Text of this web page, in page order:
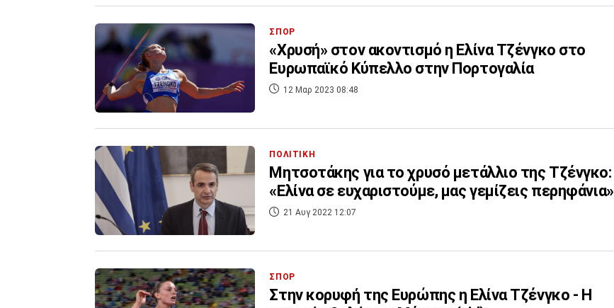
ΣΠΟΡ
«Χρυσή» στον ακοντισμό η Ελίνα Τζένγκο στο
Ευρωπαϊκό Κύπελλο στην Πορτογαλία
12 Μαρ 2023 08:48
ΠΟΛΙΤΙΚΗ
Μητσοτάκης για το χρυσό μετάλλιο της Τζένγκο:
«Ελίνα σε ευχαριστούμε, μας γεμίζεις περηφάνια»
21 Αυγ 2022 12:07
ΣΠΟΡ
Στην κορυφή της Ευρώπης η Ελίνα Τζένγκο - Η